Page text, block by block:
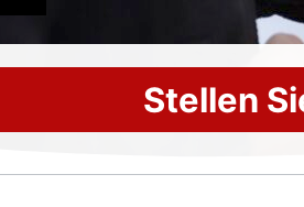
Stellen